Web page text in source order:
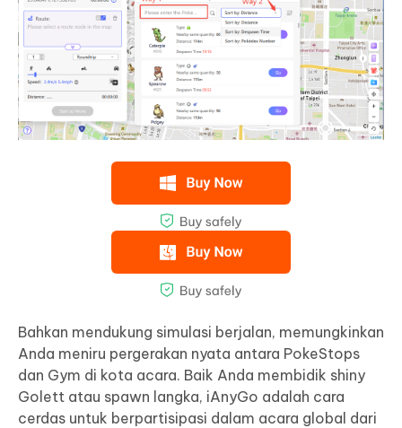
Bahkan mendukung simulasi berjalan, memungkinkan
Anda meniru pergerakan nyata antara PokeStops
dan Gym di kota acara. Baik Anda membidik shiny
Golett atau spawn langka, iAnyGo adalah cara
cerdas untuk berpartisipasi dalam acara global dari